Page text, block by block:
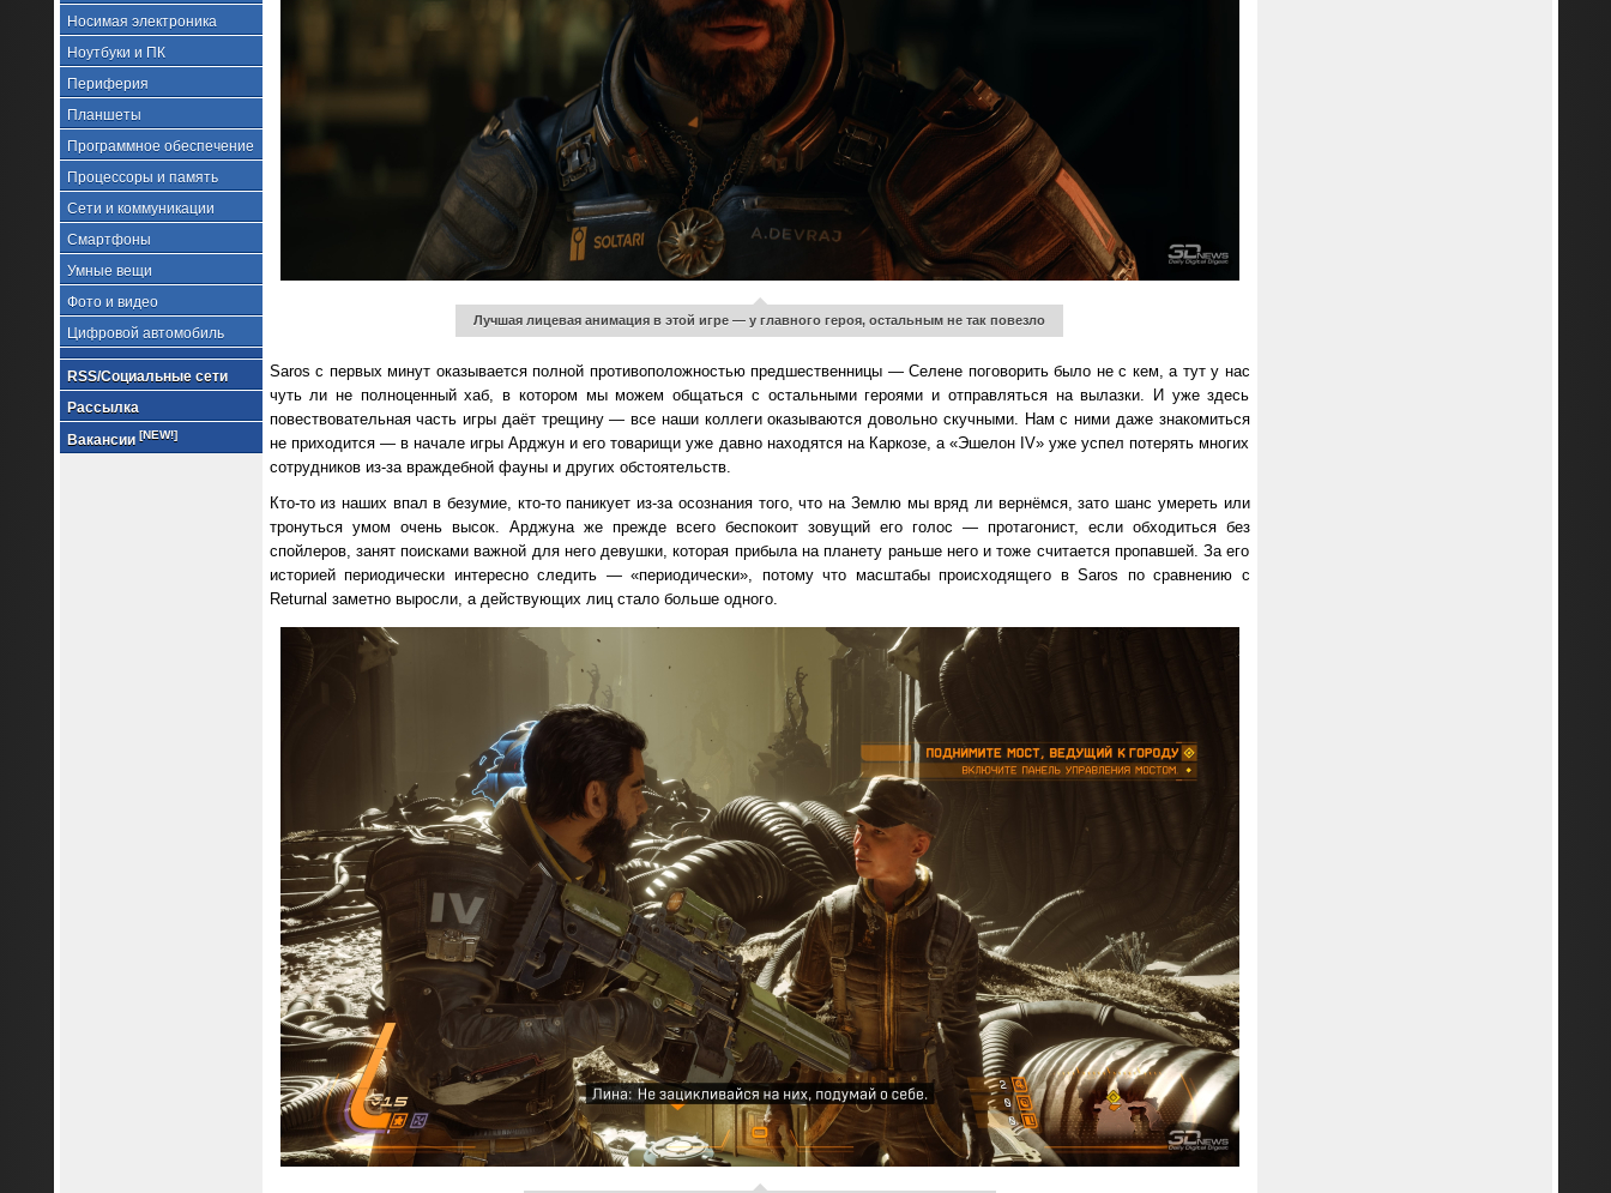
Носимая электроника
Ноутбуки и ПК
Периферия
Планшеты
Программное обеспечение
Процессоры и память
Сети и коммуникации
Смартфоны
Умные вещи
Фото и видео
Цифровой автомобиль
RSS/Социальные сети
Рассылка
Вакансии [NEW!]
Лучшая лицевая анимация в этой игре — у главного героя, остальным не так повезло
Saros с первых минут оказывается полной противоположностью предшественницы — Селене поговорить было не с кем, а тут у нас
чуть ли не полноценный хаб, в котором мы можем общаться с остальными героями и отправляться на вылазки. И уже здесь
повествовательная часть игры даёт трещину — все наши коллеги оказываются довольно скучными. Нам с ними даже знакомиться
не приходится — в начале игры Арджун и его товарищи уже давно находятся на Каркозе, а «Эшелон IV» уже успел потерять многих
сотрудников из-за враждебной фауны и других обстоятельств.
Кто-то из наших впал в безумие, кто-то паникует из-за осознания того, что на Землю мы вряд ли вернёмся, зато шанс умереть или
тронуться умом очень высок. Арджуна же прежде всего беспокоит зовущий его голос — протагонист, если обходиться без
спойлеров, занят поисками важной для него девушки, которая прибыла на планету раньше него и тоже считается пропавшей. За его
историей периодически интересно следить — «периодически», потому что масштабы происходящего в Saros по сравнению с
Returnal заметно выросли, а действующих лиц стало больше одного.